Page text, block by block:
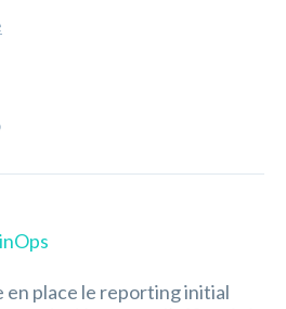
place le reporting initial